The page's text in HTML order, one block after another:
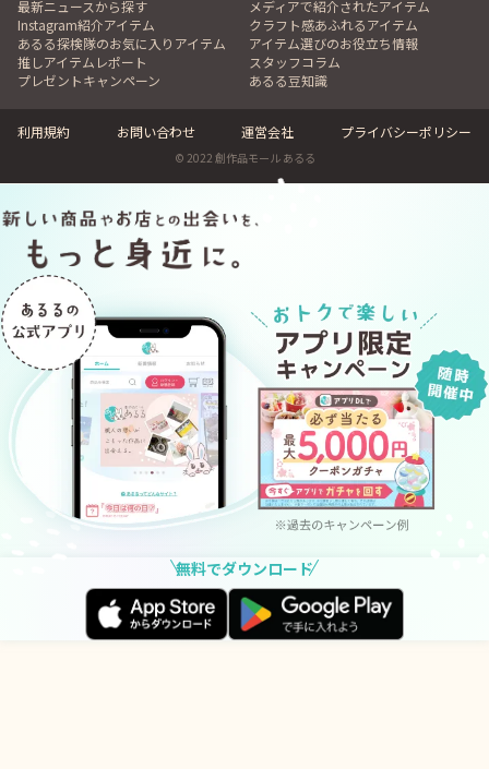
最新ニュースから探す
メディアで紹介されたアイテム
Instagram紹介アイテム
クラフト感あふれるアイテム
あるる探検隊のお気に入りアイテム
アイテム選びのお役立ち情報
推しアイテムレポート
スタッフコラム
プレゼントキャンペーン
あるる豆知識
利用規約 お問い合わせ 運営会社 プライバシーポリシー
© 2022 創作品モール あるる
無料でダウンロード